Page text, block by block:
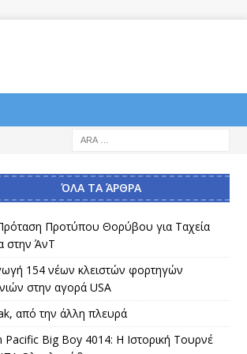
ΌΛΑ ΤΑ ΆΡΘΡΑ
Προτύπου Θορύβου για Ταχεία
στην ΆνΤ
154 νέων κλειστών φορτηγών
στην αγορά USA
από την άλλη πλευρά
Pacific Big Boy 4014: Η Ιστορική Τουρνέ